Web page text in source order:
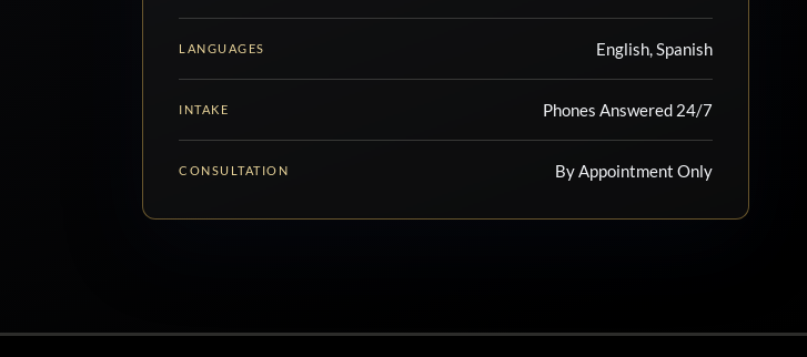
LANGUAGES English, Spanish
INTAKE Phones Answered 24/7
CONSULTATION By Appointment Only